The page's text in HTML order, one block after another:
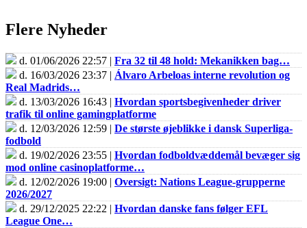
Flere Nyheder
d. 01/06/2026 22:57 | Fra 32 til 48 hold: Mekanikken bag…
d. 16/03/2026 23:37 | Álvaro Arbeloas interne revolution og
Real Madrids…
d. 13/03/2026 16:43 | Hvordan sportsbegivenheder driver
trafik til online gamingplatforme
d. 12/03/2026 12:59 | De største øjeblikke i dansk Superliga-
fodbold
d. 19/02/2026 23:55 | Hvordan fodboldvæddemål bevæger sig
mod online casinoplatforme…
d. 12/02/2026 19:00 | Oversigt: Nations League-grupperne
2026/2027
d. 29/12/2025 22:22 | Hvordan danske fans følger EFL
League One…